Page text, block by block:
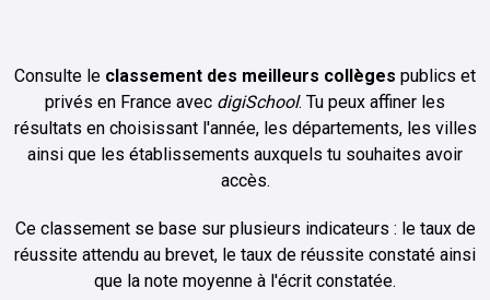
Consulte le classement des meilleurs collèges publics et
privés en France avec digiSchool. Tu peux affiner les
résultats en choisissant l'année, les départements, les villes
ainsi que les établissements auxquels tu souhaites avoir
accès.
Ce classement se base sur plusieurs indicateurs : le taux de
réussite attendu au brevet, le taux de réussite constaté ainsi
que la note moyenne à l'écrit constatée.